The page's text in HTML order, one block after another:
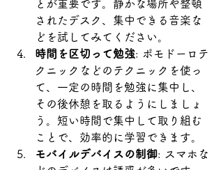
とが重要です。静かな場所や整頓
されたデスク、集中できる音楽な
どを試してみてください。
時間を区切って勉強: ポモドーロテ
クニックなどのテクニックを使っ
て、一定の時間を勉強に集中し、
その後休憩を取るようにしましょ
う。短い時間で集中して取り組む
ことで、効率的に学習できます。
モバイルデバイスの制御: スマホな